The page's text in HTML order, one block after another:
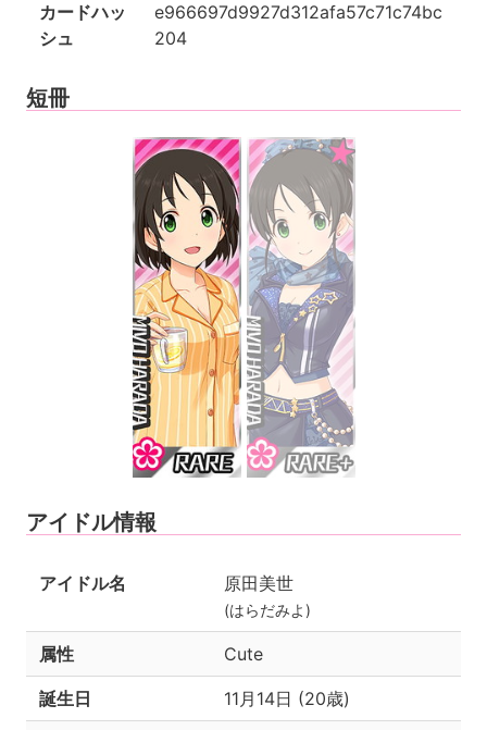
カードハッ
シュ
e966697d9927d312afa57c71c74bc
204
短冊
アイドル情報
アイドル名 原田美世
(はらだみよ)
属性 Cute
誕生日 11月14日 (20歳)